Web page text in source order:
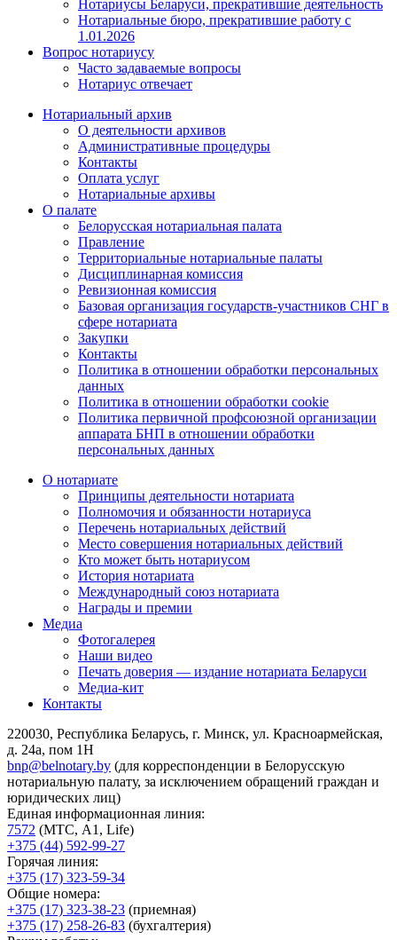
Нотариусы Беларуси, прекратившие деятельность
Нотариальные бюро, прекратившие работу с
1.01.2026
Вопрос нотариусу
Часто задаваемые вопросы
Нотариус отвечает
Нотариальный архив
О деятельности архивов
Административные процедуры
Контакты
Оплата услуг
Нотариальные архивы
О палате
Белорусская нотариальная палата
Правление
Территориальные нотариальные палаты
Дисциплинарная комиссия
Ревизионная комиссия
Базовая организация государств-участников СНГ в
сфере нотариата
Закупки
Контакты
Политика в отношении обработки персональных
данных
Политика в отношении обработки cookie
Политика первичной профсоюзной организации
аппарата БНП в отношении обработки
персональных данных
О нотариате
Принципы деятельности нотариата
Полномочия и обязанности нотариуса
Перечень нотариальных действий
Место совершения нотариальных действий
Кто может быть нотариусом
История нотариата
Международный союз нотариата
Награды и премии
Медиа
Фотогалерея
Наши видео
Печать доверия — издание нотариата Беларуси
Медиа-кит
Контакты
220030, Республика Беларусь, г. Минск, ул. Красноармейская,
д. 24а, пом 1Н
bnp@belnotary.by (для корреспонденции в Белорусскую
нотариальную палату, за исключением обращений граждан и
юридических лиц)
Единая информационная линия:
7572 (МТС, A1, Life)
+375 (44) 592-99-27
Горячая линия:
+375 (17) 323-59-34
Общие номера:
+375 (17) 323-38-23 (приемная)
+375 (17) 258-26-83 (бухгалтерия)